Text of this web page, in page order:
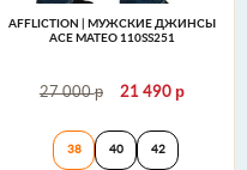
STRAIGHT Rock Revival
AFFLICTION | МУЖСКИЕ ДЖИНСЫ
ACE MATEO 110SS251
27 000р 21 490 р
Affliction |
38 40 42